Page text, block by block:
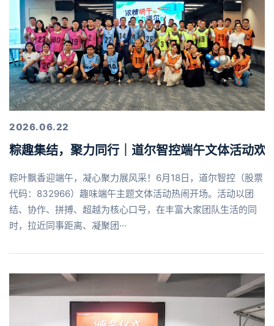
2026.06.22
粽趣集结，聚力同行｜道尔智控端午文体活动欢
粽叶飘香迎端午，凝心聚力展风采！6月18日，道尔智控（股票
代码：832966）趣味端午主题文体活动热闹开场。活动以团
结、协作、拼搏、超越为核心口号，在丰富大家团队生活的同
时，拉近同事距离、凝聚团···